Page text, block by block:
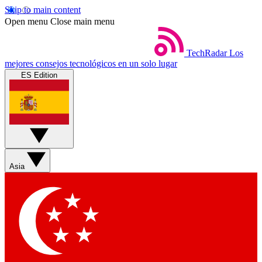
Skip to main content
Open menu Close main menu
TechRadar Los
mejores consejos tecnológicos en un solo lugar
ES Edition
Asia